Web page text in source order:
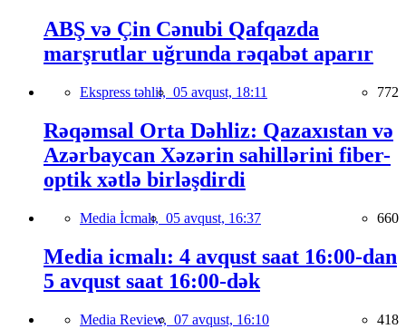
ABŞ və Çin Cənubi Qafqazda
marşrutlar uğrunda rəqabət aparır
Ekspress təhlil, 05 avqust, 18:11 772
Rəqəmsal Orta Dəhliz: Qazaxıstan və
Azərbaycan Xəzərin sahillərini fiber-
optik xətlə birləşdirdi
Media İcmalı, 05 avqust, 16:37 660
Media icmalı: 4 avqust saat 16:00-dan
5 avqust saat 16:00-dək
Media Review, 07 avqust, 16:10 418